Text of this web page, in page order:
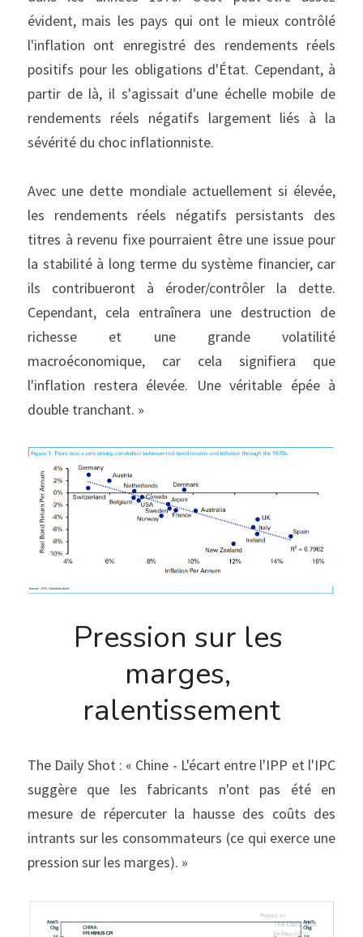
évident, mais les pays qui ont le mieux contrôlé
l'inflation ont enregistré des rendements réels
positifs pour les obligations d'État. Cependant, à
partir de là, il s'agissait d'une échelle mobile de
rendements réels négatifs largement liés à la
sévérité du choc inflationniste.
Avec une dette mondiale actuellement si élevée,
les rendements réels négatifs persistants des
titres à revenu fixe pourraient être une issue pour
la stabilité à long terme du système financier, car
ils contribueront à éroder/contrôler la dette.
Cependant, cela entraînera une destruction de
richesse et une grande volatilité
macroéconomique, car cela signifiera que
l'inflation restera élevée. Une véritable épée à
double tranchant. »
Pression sur les
marges,
ralentissement
The Daily Shot : « Chine - L'écart entre l'IPP et l'IPC
suggère que les fabricants n'ont pas été en
mesure de répercuter la hausse des coûts des
intrants sur les consommateurs (ce qui exerce une
pression sur les marges). »